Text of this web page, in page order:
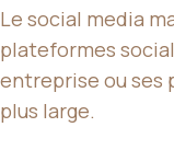
Le social media
plateformes
entreprise ou ses
plus large.